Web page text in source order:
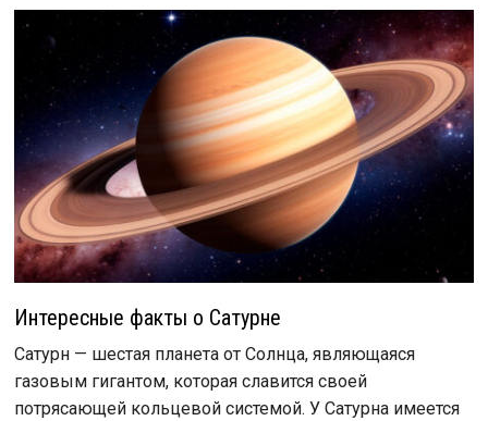
Интересные факты о Сатурне
Сатурн — шестая планета от Солнца, являющаяся
газовым гигантом, которая славится своей
потрясающей кольцевой системой. У Сатурна имеется